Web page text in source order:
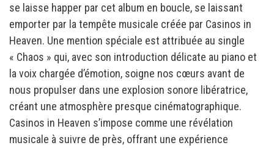
se laisse happer par cet album en boucle, se laissant
emporter par la tempête musicale créée par Casinos in
Heaven. Une mention spéciale est attribuée au single
« Chaos » qui, avec son introduction délicate au piano et
la voix chargée d’émotion, soigne nos cœurs avant de
nous propulser dans une explosion sonore libératrice,
créant une atmosphère presque cinématographique.
Casinos in Heaven s’impose comme une révélation
musicale à suivre de près, offrant une expérience